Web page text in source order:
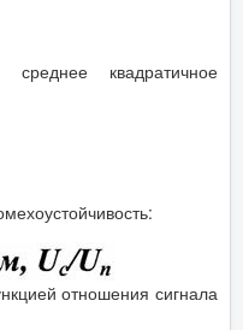
квадратичное
отношения сигнала